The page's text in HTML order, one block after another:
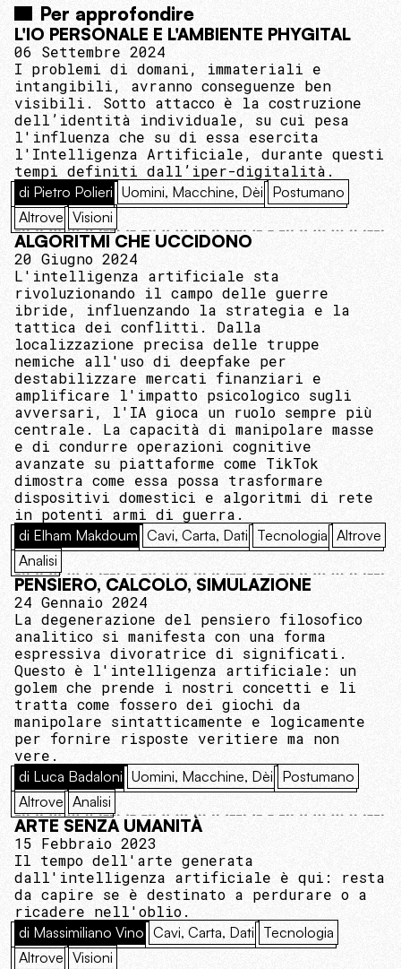
Per approfondire
L'IO PERSONALE E L'AMBIENTE PHYGITAL
06 Settembre 2024
I problemi di domani, immateriali e
intangibili, avranno conseguenze ben
visibili. Sotto attacco è la costruzione
dell’identità individuale, su cui pesa
l'influenza che su di essa esercita
l'Intelligenza Artificiale, durante questi
tempi definiti dall’iper-digitalità.
di Pietro Polieri Uomini, Macchine, Dèi Postumano
Altrove Visioni
ALGORITMI CHE UCCIDONO
20 Giugno 2024
L'intelligenza artificiale sta
rivoluzionando il campo delle guerre
ibride, influenzando la strategia e la
tattica dei conflitti. Dalla
localizzazione precisa delle truppe
nemiche all'uso di deepfake per
destabilizzare mercati finanziari e
amplificare l'impatto psicologico sugli
avversari, l'IA gioca un ruolo sempre più
centrale. La capacità di manipolare masse
e di condurre operazioni cognitive
avanzate su piattaforme come TikTok
dimostra come essa possa trasformare
dispositivi domestici e algoritmi di rete
in potenti armi di guerra.
di Elham Makdoum Cavi, Carta, Dati Tecnologia Altrove
Analisi
PENSIERO, CALCOLO, SIMULAZIONE
24 Gennaio 2024
La degenerazione del pensiero filosofico
analitico si manifesta con una forma
espressiva divoratrice di significati.
Questo è l'intelligenza artificiale: un
golem che prende i nostri concetti e li
tratta come fossero dei giochi da
manipolare sintatticamente e logicamente
per fornire risposte veritiere ma non
vere.
di Luca Badaloni Uomini, Macchine, Dèi Postumano
Altrove Analisi
ARTE SENZA UMANITÀ
15 Febbraio 2023
Il tempo dell'arte generata
dall'intelligenza artificiale è qui: resta
da capire se è destinato a perdurare o a
ricadere nell'oblio.
di Massimiliano Vino Cavi, Carta, Dati Tecnologia
Altrove Visioni